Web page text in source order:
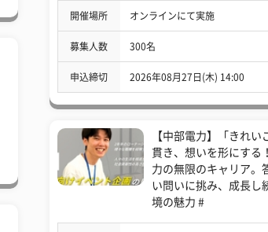
開催場所 オンラインにて実施
募集人数 300名
申込締切 2026年08月27日(木) 14:00
【中部電力】「きれい
貫き、想いを形にする
力の無限のキャリア。
い問いに挑み、成長し
境の魅力 #